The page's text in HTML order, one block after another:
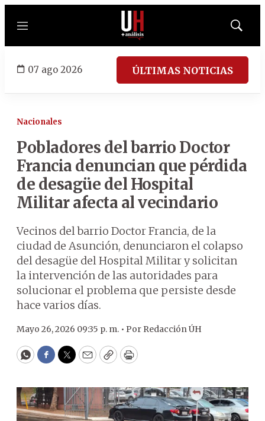
Menú
Mostrar
07 ago 2026 ÚLTIMAS NOTICIAS
Nacionales
Pobladores del barrio Doctor
Francia denuncian que pérdida
de desagüe del Hospital
Militar afecta al vecindario
Vecinos del barrio Doctor Francia, de la
ciudad de Asunción, denunciaron el colapso
del desagüe del Hospital Militar y solicitan
la intervención de las autoridades para
solucionar el problema que persiste desde
hace varios días.
Mayo 26, 2026 09:35 p. m. • Por Redacción ÚH
WhatsApp
Facebook
Twitter
EmailCopyPrint